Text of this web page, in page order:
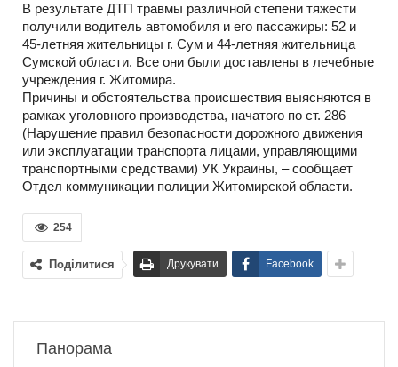
В результате ДТП травмы различной степени тяжести
получили водитель автомобиля и его пассажиры: 52 и
45-летняя жительницы г. Сум и 44-летняя жительница
Сумской области. Все они были доставлены в лечебные
учреждения г. Житомира.
Причины и обстоятельства происшествия выясняются в
рамках уголовного производства, начатого по ст. 286
(Нарушение правил безопасности дорожного движения
или эксплуатации транспорта лицами, управляющими
транспортными средствами) УК Украины, – сообщает
Отдел коммуникации полиции Житомирской области.
254
Поділитися Друкувати Facebook
Панорама